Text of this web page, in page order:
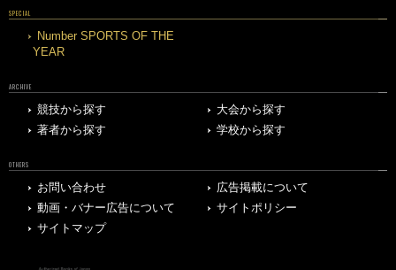
SPECIAL
Number SPORTS OF THE
YEAR
ARCHIVE
競技から探す
大会から探す
著者から探す
学校から探す
OTHERS
お問い合わせ
広告掲載について
動画・バナー広告について
サイトポリシー
サイトマップ